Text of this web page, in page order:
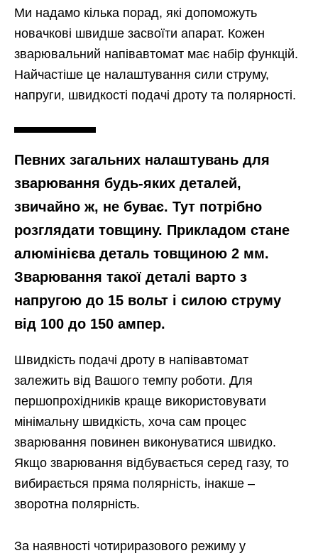
Ми надамо кілька порад, які допоможуть
новачкові швидше засвоїти апарат. Кожен
зварювальний напівавтомат має набір функцій.
Найчастіше це налаштування сили струму,
напруги, швидкості подачі дроту та полярності.
Певних загальних налаштувань для
зварювання будь-яких деталей,
звичайно ж, не буває. Тут потрібно
розглядати товщину. Прикладом стане
алюмінієва деталь товщиною 2 мм.
Зварювання такої деталі варто з
напругою до 15 вольт і силою струму
від 100 до 150 ампер.
Швидкість подачі дроту в напівавтомат
залежить від Вашого темпу роботи. Для
першопрохідників краще використовувати
мінімальну швидкість, хоча сам процес
зварювання повинен виконуватися швидко.
Якщо зварювання відбувається серед газу, то
вибирається пряма полярність, інакше –
зворотна полярність.
За наявності чотириразового режиму у